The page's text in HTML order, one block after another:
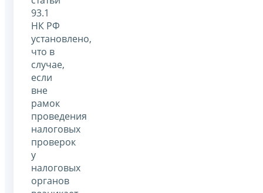
93.1
НК РФ
установлено,
что в
случае,
если
вне
рамок
проведения
налоговых
проверок
у
налоговых
органов